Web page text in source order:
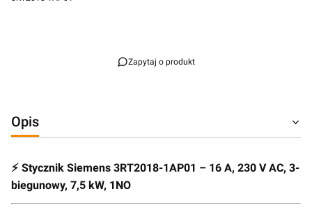
Zapytaj o produkt
Opis
⚡ Stycznik Siemens 3RT2018-1AP01 – 16 A, 230 V AC, 3-
biegunowy, 7,5 kW, 1NO